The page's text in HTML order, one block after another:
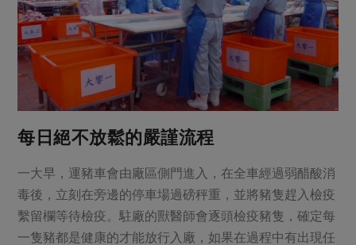
每日絕不放鬆的嚴謹流程
一大早，運豬車會由廠區側門進入，在全車經過弱醋酸消
毒後，立刻在旁邊的停車場過磅秤重，並將豬隻趕入檢疫
繫留欄等待檢疫。駐廠的獸醫師會逐頭檢疫豬隻，確定每
一隻豬都是健康的才能放行入廠，如果在過程中有出現任